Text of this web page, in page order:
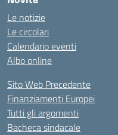
Le notizie
Le circolari
Calendario eventi
Albo online
Sito Web Precedente
Finanziamenti Europei
Tutti gli argomenti
Bacheca sindacale